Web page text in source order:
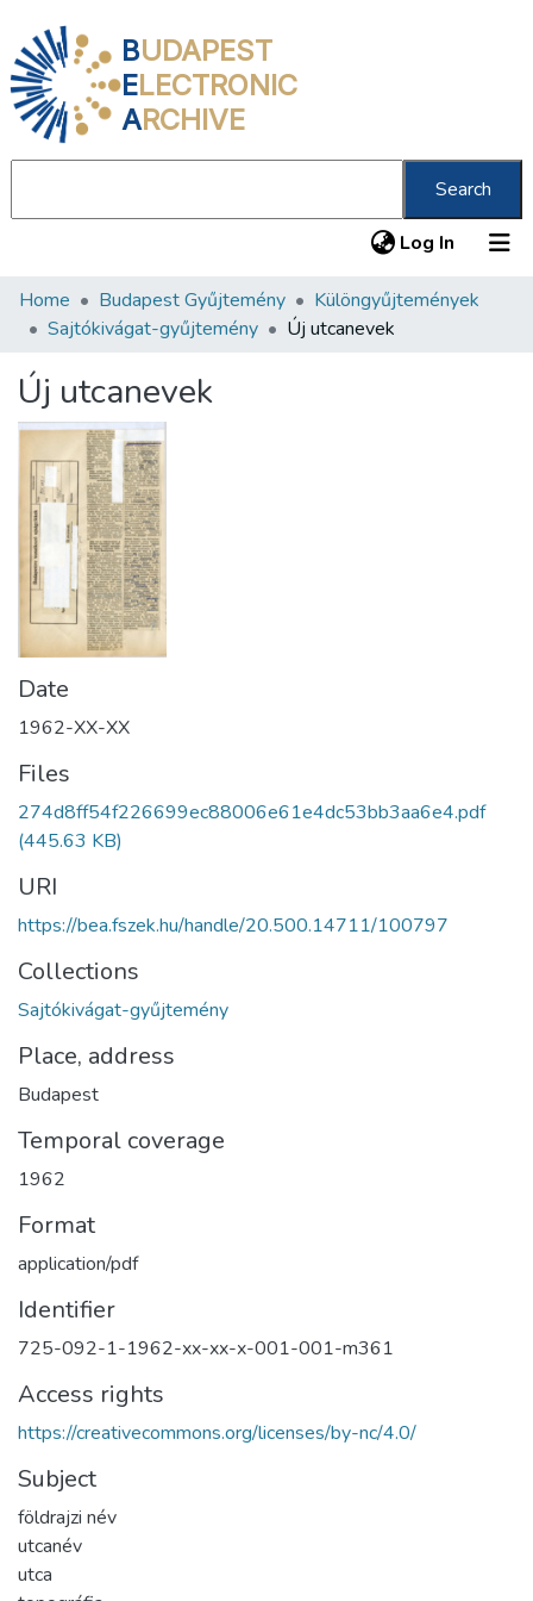
BUDAPEST
ELECTRONIC
ARCHIVE
Search
Log In (current)
Communities & Collections
Statistics
About us
Home Budapest Gyűjtemény
Különgyűjtemények
Sajtókivágat-gyűjtemény
Új utcanevek
Új utcanevek
Date
1962-XX-XX
Files
274d8ff54f226699ec88006e61e4dc53bb3aa6e4.pdf
(445.63 KB)
URI
https://bea.fszek.hu/handle/20.500.14711/100797
Collections
Sajtókivágat-gyűjtemény
Place, address
Budapest
Temporal coverage
1962
Format
application/pdf
Identifier
725-092-1-1962-xx-xx-x-001-001-m361
Access rights
https://creativecommons.org/licenses/by-nc/4.0/
Subject
földrajzi név
utcanév
utca